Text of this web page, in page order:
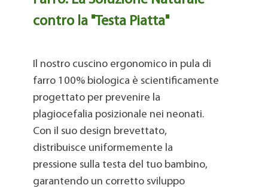
★ 100% COTONE/CANAPA TRASPIRANTE E
cotone/canapa, che aiuta le mamme a prendersi
elastico, non si deforma e si adatta
perfettamente alla testa del bambino (che ne sarà
davvero entusiasta ♥).
contro la "Testa Piatta"
Il nostro cuscino ergonomico in pula di
farro 100% biologica è scientificamente
progettato per prevenire la
plagiocefalia posizionale nei neonati.
Con il suo design brevettato,
distribuisce uniformemente la
pressione sulla testa del tuo bambino,
garantendo un corretto sviluppo